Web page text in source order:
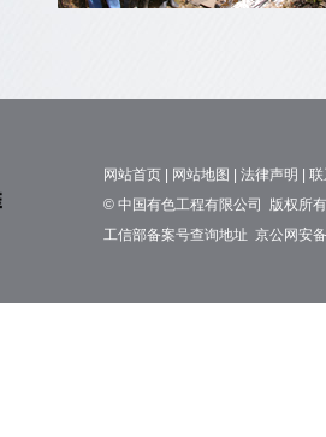
网站首页 网站地图 法律声明
© 中国有色工程有限公司 版权所
工信部备案号查询地址 京公网安